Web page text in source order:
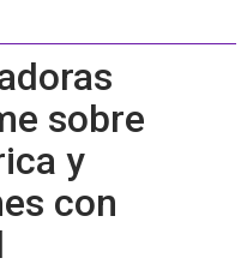
sobre
y
con